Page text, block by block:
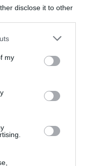
disclose it to other
my